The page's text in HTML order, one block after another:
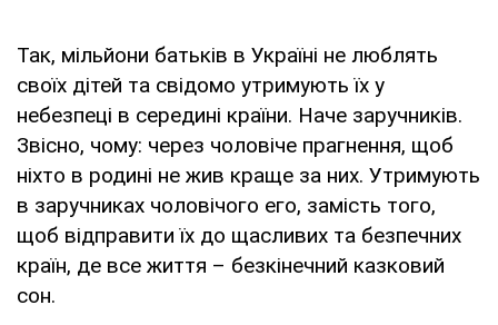
Так, мільйони батьків в Україні не люблять
своїх дітей та свідомо утримують їх у
небезпеці в середині країни. Наче заручників.
Звісно, чому: через чоловіче прагнення, щоб
ніхто в родині не жив краще за них. Утримують
в заручниках чоловічого его, замість того,
щоб відправити їх до щасливих та безпечних
країн, де все життя – безкінечний казковий
сон.